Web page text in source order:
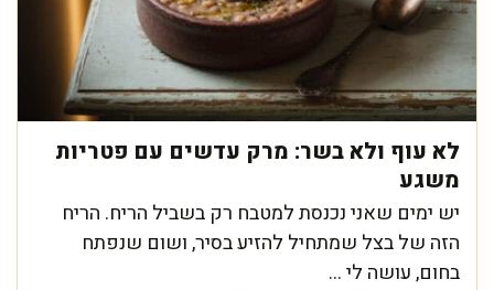
לא עוף ולא בשר: מרק עדשים עם פטריות
משגע
יש ימים שאני נכנסת למטבח רק בשביל הריח. הריח
הזה של בצל שמתחיל להזיע בסיר, ושום שנפתח
בחום, עושה לי ...